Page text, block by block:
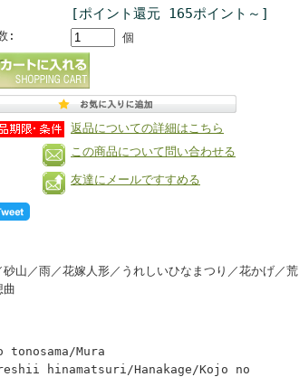
[ポイント還元 165ポイント～]
: 個
返品についての詳細はこちら
この商品について問い合わせる
友達にメールですすめる
山／雨／花嫁人形／うれしいひなまつり／花かげ／荒
曲
Mura
hinamatsuri/Hanakage/Kojo no